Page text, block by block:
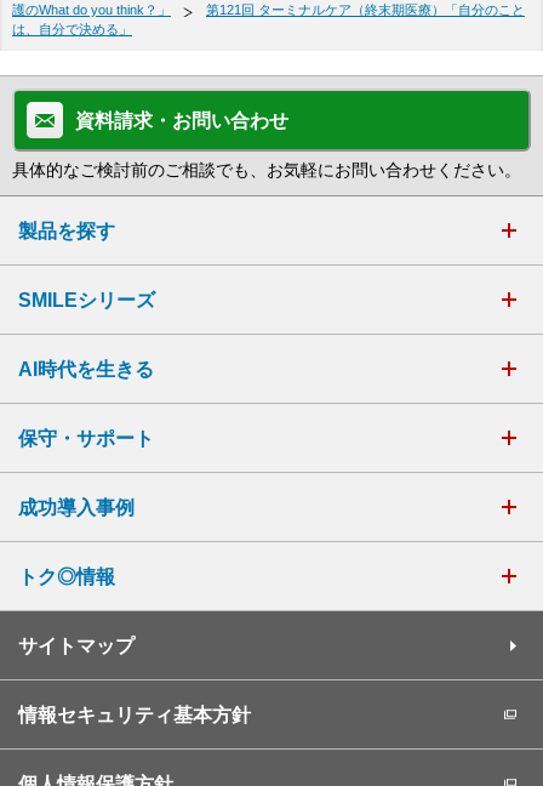
護のWhat do you think？」
第121回 ターミナルケア（終末期医療）「自分のこと
は、自分で決める」
資料請求・お問い合わせ
具体的なご検討前のご相談でも、お気軽にお問い合わせください。
製品を探す
SMILEシリーズ
AI時代を生きる
保守・サポート
成功導入事例
トク◎情報
サイトマップ
情報セキュリティ基本方針